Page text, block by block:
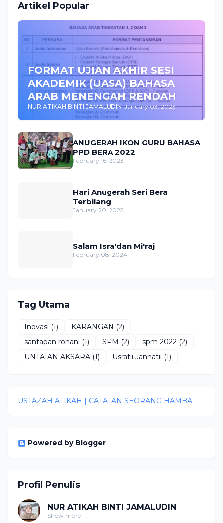
Artikel Popular
FORMAT UJIAN AKHIR SESI
AKADEMIK (UASA) BAHASA
ARAB MENENGAH RENDAH
NUR ATIKAH BINTI JAMALUDIN-January 03, 2023
ANUGERAH IKON GURU BAHASA
PPD BERA 2022
February 16, 2023
Hari Anugerah Seri Bera
Terbilang
January 20, 2025
Salam Isra'dan Mi'raj
February 08, 2024
Tag Utama
Inovasi (1) KARANGAN (2)
santapan rohani (1) SPM (2) spm 2022 (2)
UNTAIAN AKSARA (1) Usratii Jannatii (1)
USTAZAH ATIKAH | CATATAN SEORANG HAMBA
Powered by Blogger
Profil Penulis
NUR ATIKAH BINTI JAMALUDIN
Show more